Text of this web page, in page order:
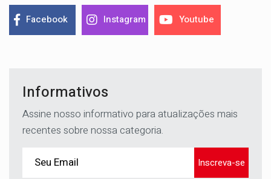
Facebook Instagram Youtube
Informativos
Assine nosso informativo para atualizações mais
recentes sobre nossa categoria.
Inscreva-se